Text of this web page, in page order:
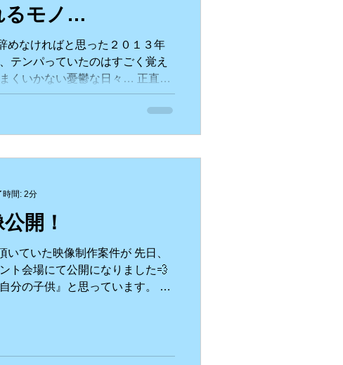
るモノ…
めなければと思った２０１３年
テンパっていたのはすごく覚え
くいかない憂鬱な日々… 正直、
ていた時期でした。 とにかく何
からない。 考えても考えてもわ
開！
いていた映像制作案件が 先日、
ト会場にて公開になりました💨
分の子供』と思っています。 今
時間: 2分